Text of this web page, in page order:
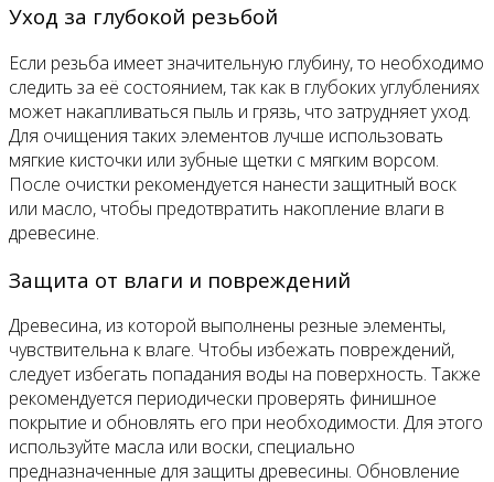
Уход за глубокой резьбой
Если резьба имеет значительную глубину, то необходимо
следить за её состоянием, так как в глубоких углублениях
может накапливаться пыль и грязь, что затрудняет уход.
Для очищения таких элементов лучше использовать
мягкие кисточки или зубные щетки с мягким ворсом.
После очистки рекомендуется нанести защитный воск
или масло, чтобы предотвратить накопление влаги в
древесине.
Защита от влаги и повреждений
Древесина, из которой выполнены резные элементы,
чувствительна к влаге. Чтобы избежать повреждений,
следует избегать попадания воды на поверхность. Также
рекомендуется периодически проверять финишное
покрытие и обновлять его при необходимости. Для этого
используйте масла или воски, специально
предназначенные для защиты древесины. Обновление